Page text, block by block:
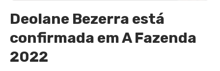
Deolane Bezerra está
confirmada em A Fazenda
2022